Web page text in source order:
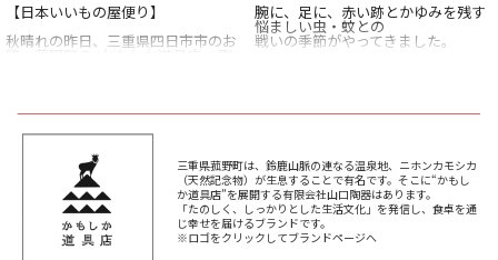
【日本いいもの屋便り】
秋晴れの昨日、三重県四日市市のお
隣、菰野町の#かもしか道具店 へ取
陶器で有名な萬古焼の産地ですね。
山口陶器さんには快く案内を引き受
け取材させて頂いたので、しっかり
と取材記をまとめてブランド紹介さ
せて頂きたいと思います！
日本いいもの屋はプロフィールから
ご覧いただけます。
腕に、足に、赤い跡とかゆみを残す
悩ましい虫・蚊との
戦いの季節がやってきました。
し、
線香といえど火気。
蚊やりに入れて使いたいものです。
かもしか道具店の蚊やりは、
昔ながらの超定番・ブタの蚊やり
と、
三重県菰野町は、鈴鹿山脈の連なる温泉地、ニホンカモシカ
（天然記念物）が生息することで有名です。そこに“かもし
か道具店”を展開する有限会社山口陶器はあります。
「たのしく、しっかりとした生活文化」を発信し、食卓を通
じ幸せを届けるブランドです。
※ロゴをクリックしてブランドページへ